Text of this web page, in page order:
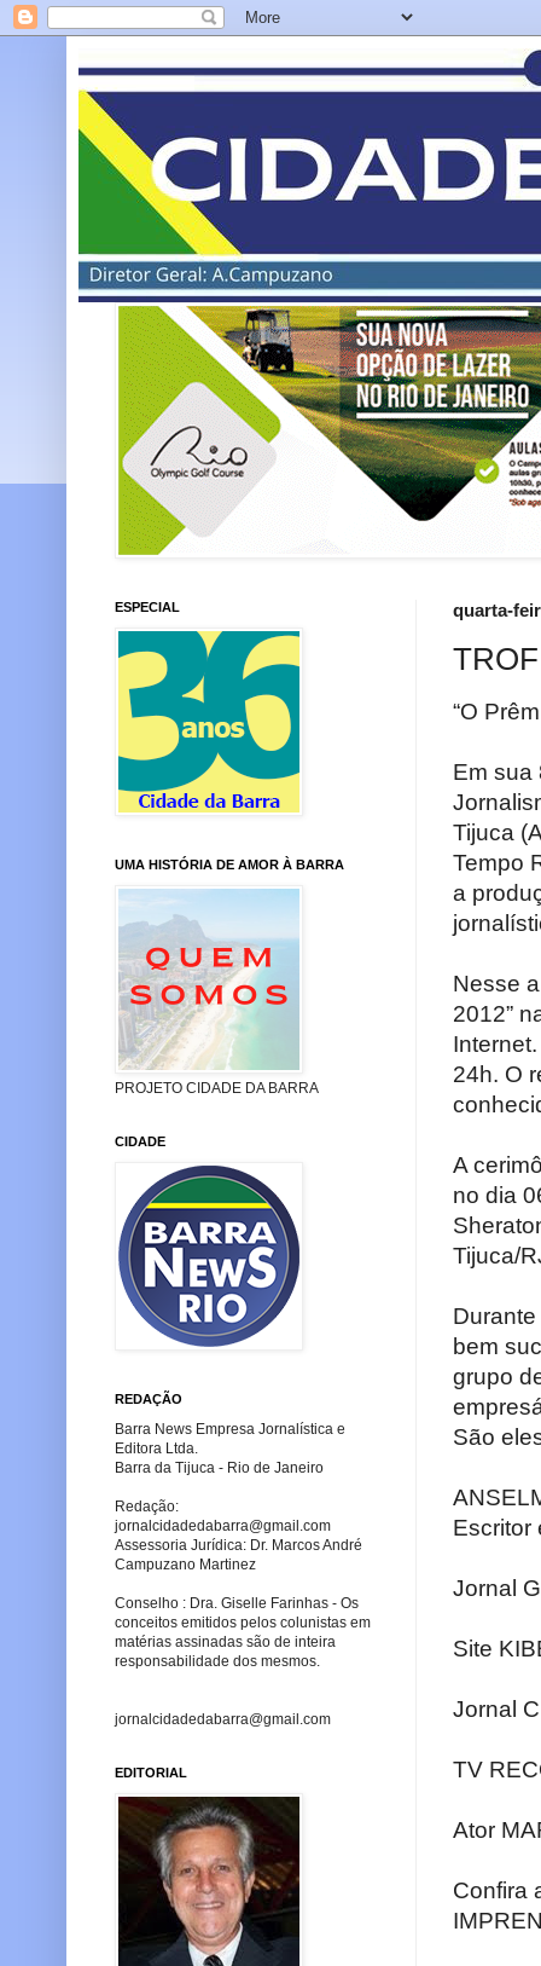
quarta-
“O
Em sua
Tijuca
Tempo
a
Nesse
2012”
24h. O
A
no dia
Tijuca/
bem
grupo
São
Escritor
Jornal
Site
Jornal
TV
Ator
Confira
ESPECIAL
UMA HISTÓRIA DE AMOR À BARRA
PROJETO CIDADE DA BARRA
CIDADE
REDAÇÃO
Barra News Empresa Jornalística e
Editora Ltda.
Barra da Tijuca - Rio de Janeiro
Redação:
jornalcidadedabarra@gmail.com
Assessoria Jurídica: Dr. Marcos André
Campuzano Martinez
Conselho : Dra. Giselle Farinhas - Os
conceitos emitidos pelos colunistas em
matérias assinadas são de inteira
responsabilidade dos mesmos.
jornalcidadedabarra@gmail.com
EDITORIAL